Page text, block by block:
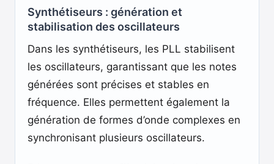
Synthétiseurs : génération et
stabilisation des oscillateurs
Dans les synthétiseurs, les PLL stabilisent
les oscillateurs, garantissant que les notes
générées sont précises et stables en
fréquence. Elles permettent également la
génération de formes d’onde complexes en
synchronisant plusieurs oscillateurs.